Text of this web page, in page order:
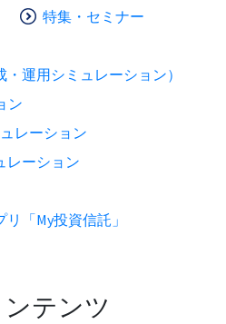
特集・セミナー
運用シミュレーション）
ン
レーション
レーション
「My投資信託」
テンツ